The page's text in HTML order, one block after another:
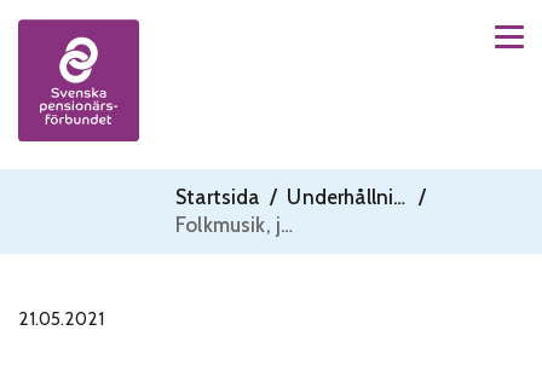
Skip to content
Startsida / Underhållning /
Folkmusik, jazz och visa
21.05.2021